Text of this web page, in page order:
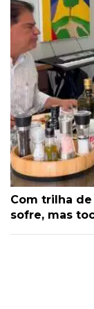
Com trilha
sofre, mas